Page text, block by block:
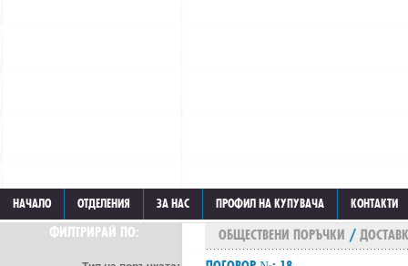
НАЧАЛО ОТДЕЛЕНИЯ ЗА НАС ПРОФИЛ НА КУПУВАЧА КОНТАКТИ
ФИЛТРИРАЙ ПО: ОБЩЕСТВЕНИ ПОРЪЧКИ /